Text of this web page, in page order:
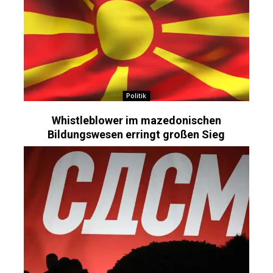
Politik
Whistleblower im mazedonischen
Bildungswesen erringt großen Sieg